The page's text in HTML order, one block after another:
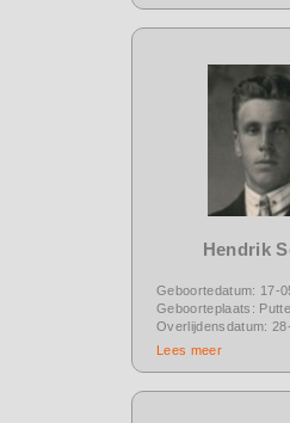
Hendrik
Geboortedatum: 17-
Geboorteplaats:
Overlijdensdatum:
Lees meer